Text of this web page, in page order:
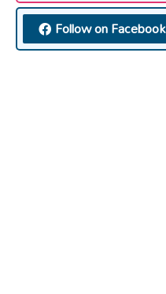
Follow on Facebook